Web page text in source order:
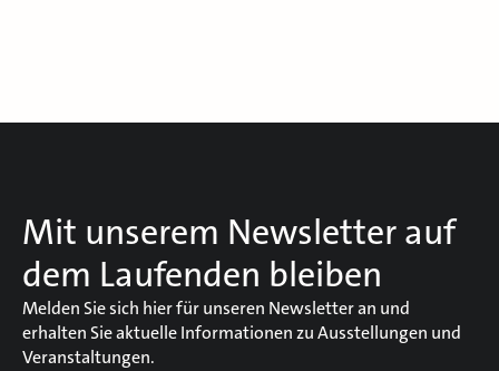
Mit unserem Newsletter auf
dem Laufenden bleiben
Melden Sie sich hier für unseren Newsletter an und
erhalten Sie aktuelle Informationen zu Ausstellungen und
Veranstaltungen.